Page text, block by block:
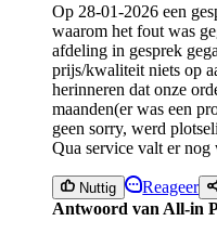
Op 28-01-2026 een
waarom het fout was
afdeling in gesprek
prijs/kwaliteit niets op
herinneren dat onze
maanden(er was een
geen sorry, werd
Qua service valt er nog
Nuttig Reageer
Antwoord van All-in